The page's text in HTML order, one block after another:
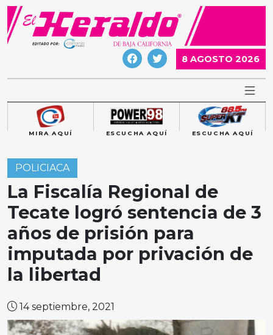
Skip
content
8 AGOSTO 2026
MIRA AQUÍ ESCUCHA AQUÍ ESCUCHA AQUÍ
POLICIACA
La Fiscalía Regional de
Tecate logró sentencia de 3
años de prisión para
imputada por privación de
la libertad
14 septiembre, 2021